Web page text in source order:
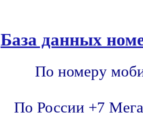
База данных
По номеру
По России +7